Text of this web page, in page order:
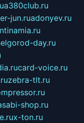
a380club.ru
jun.ruadonyev.ru
day.ru
card-voice.ru
zebra-tlt.ru
shop.ru
x-ton.ru